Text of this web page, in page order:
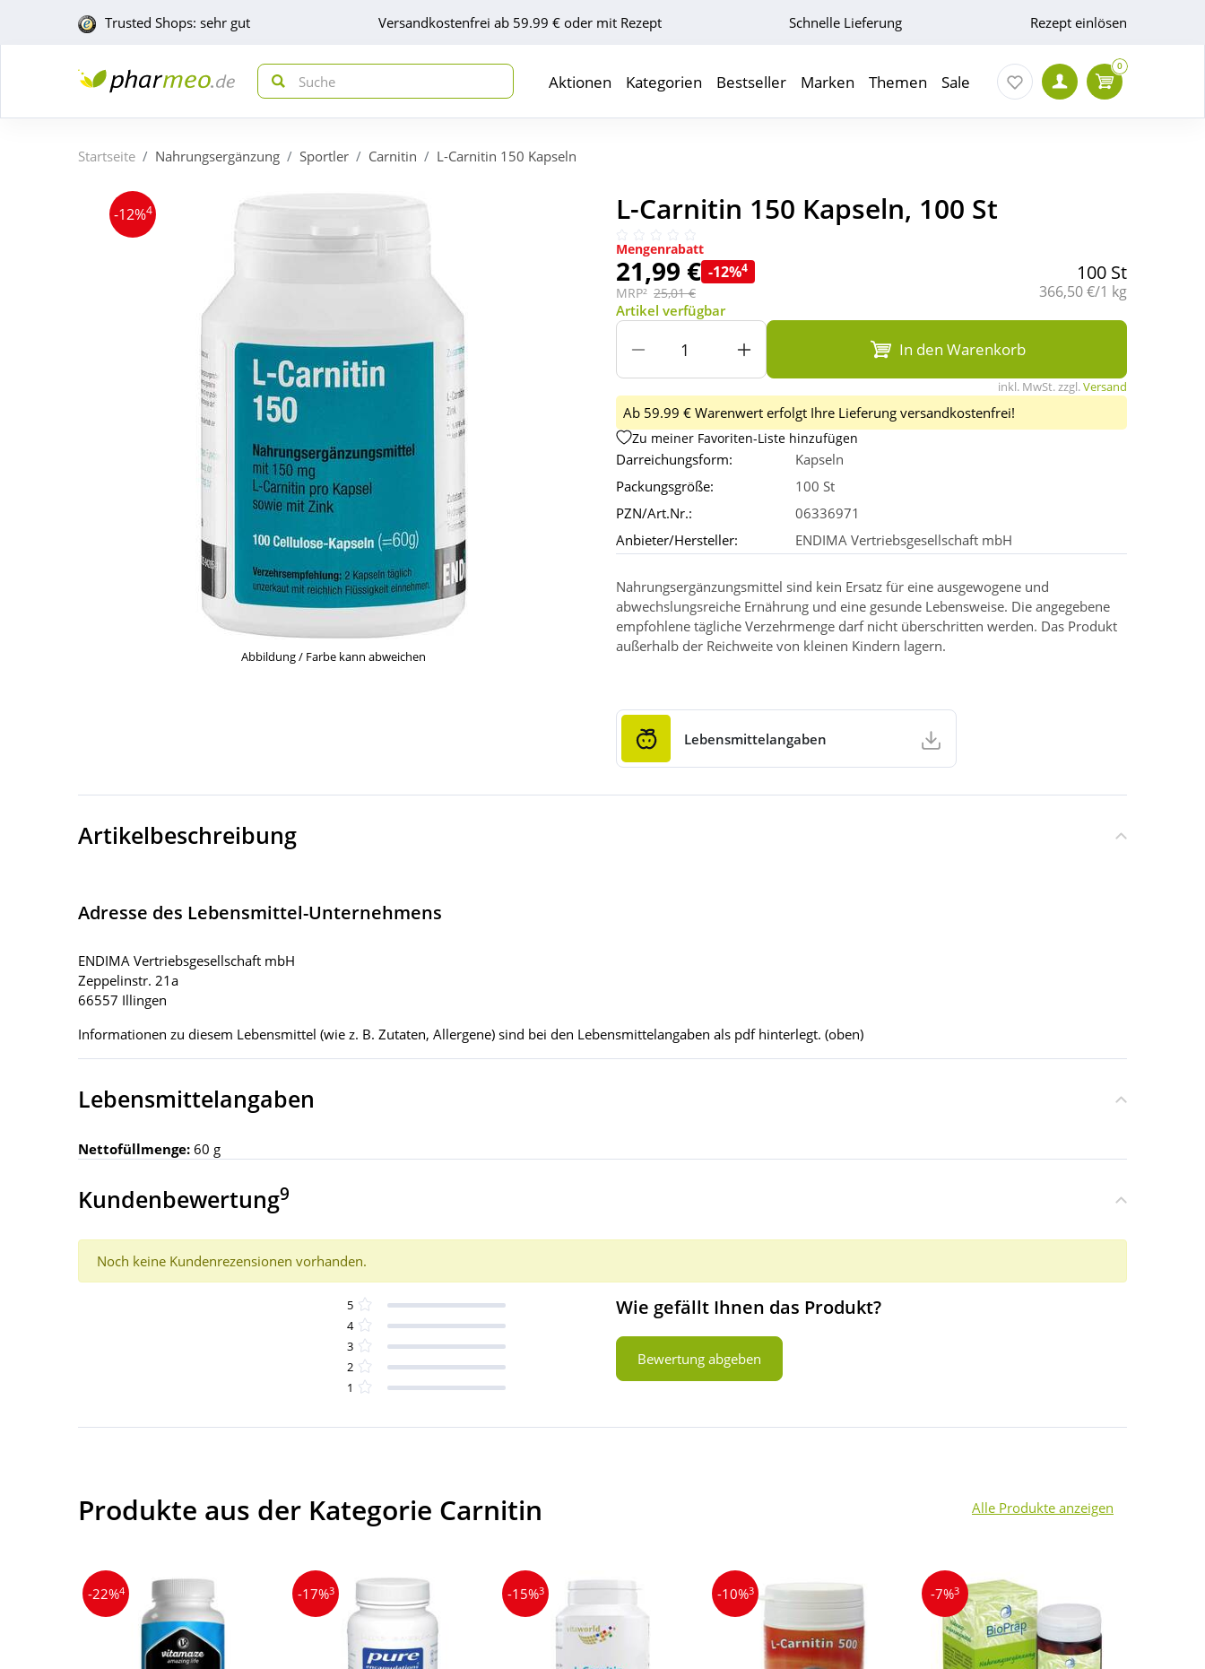
Trusted Shops: sehr gut Versandkostenfrei ab 59.99 € oder mit Rezept Schnelle Lieferung Rezept einlösen
Aktionen Kategorien Bestseller Marken Themen Sale
0
Startseite Nahrungsergänzung Sportler Carnitin L-Carnitin 150 Kapseln
-12%4
Abbildung / Farbe kann abweichen
L-Carnitin 150 Kapseln, 100 St
Mengenrabatt
21,99 € -12%4
MRP² 25,01 €
100 St
Grundpreis:
366,50 €/1 kg
Artikel verfügbar
In den Warenkorb
inkl. MwSt. zzgl.Versand
Ab 59.99 € Warenwert erfolgt Ihre Lieferung versandkostenfrei!
Zu meiner Favoriten-Liste hinzufügen
Darreichungsform:
Kapseln
Packungsgröße:
100 St
PZN/Art.Nr.:
06336971
Anbieter/Hersteller:
ENDIMA Vertriebsgesellschaft mbH
Nahrungsergänzungsmittel sind kein Ersatz für eine ausgewogene und
abwechslungsreiche Ernährung und eine gesunde Lebensweise. Die angegebene
empfohlene tägliche Verzehrmenge darf nicht überschritten werden. Das Produkt
außerhalb der Reichweite von kleinen Kindern lagern.
Lebensmittelangaben
Artikelbeschreibung
Adresse des Lebensmittel-Unternehmens
ENDIMA Vertriebsgesellschaft mbH
Zeppelinstr. 21a
66557 Illingen
Informationen zu diesem Lebensmittel (wie z. B. Zutaten, Allergene) sind bei den Lebensmittelangaben als pdf hinterlegt. (oben)
Lebensmittelangaben
Nettofüllmenge: 60 g
Kundenbewertung9
Noch keine Kundenrezensionen vorhanden.
5
4
3
2
1
Wie gefällt Ihnen das Produkt?
Bewertung abgeben
Produkte aus der Kategorie Carnitin Alle Produkte anzeigen
-22%4 -17%3 -15%3 -10%3 -7%3